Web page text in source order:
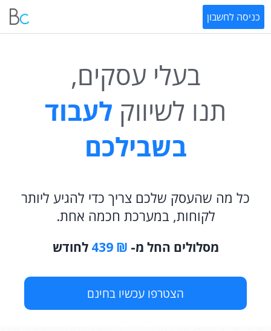
כניסה לחשבון
בעלי עסקים,
תנו לשיווק לעבוד
בשבילכם
כל מה שהעסק שלכם צריך כדי להגיע ליותר
לקוחות, במערכת חכמה אחת.
מסלולים החל מ- ₪ 439 לחודש
הצטרפו עכשיו בחינם